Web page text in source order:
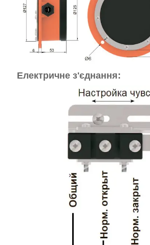
Електричне з'єднання: